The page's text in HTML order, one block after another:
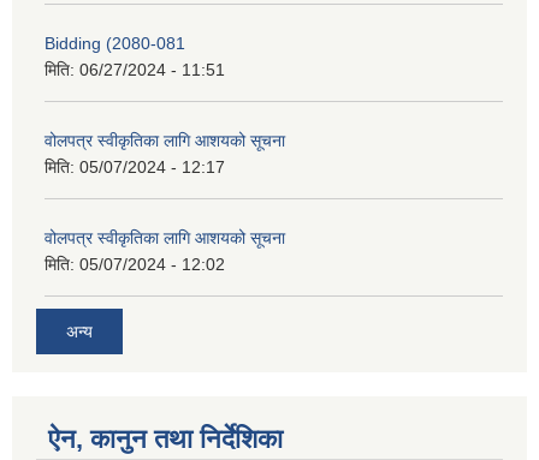
Bidding (2080-081
मिति: 06/27/2024 - 11:51
वोलपत्र स्वीकृतिका लागि आशयको सूचना
मिति: 05/07/2024 - 12:17
वोलपत्र स्वीकृतिका लागि आशयको सूचना
मिति: 05/07/2024 - 12:02
अन्य
ऐन, कानुन तथा निर्देशिका